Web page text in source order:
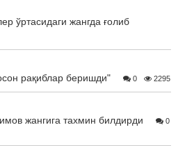
ўртасидаги жангда ғолиб
рақиблар беришди" 0 2295
жангига тахмин билдирди
0